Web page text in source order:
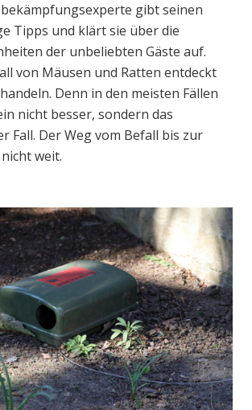
gibt seinen
Tipps und klärt sie über die
der unbeliebten Gäste auf.
von Mäusen und Ratten entdeckt
Denn in den meisten Fällen
nicht besser, sondern das
Fall. Der Weg vom Befall bis zur
weit.